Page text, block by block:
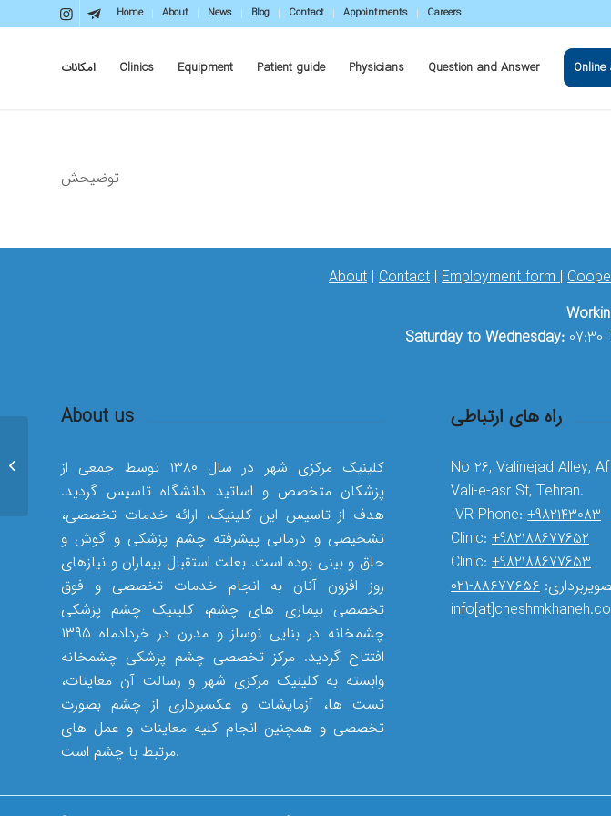
Home About News Blog Contact Appointments Careers
امکانات Clinics Equipment Patient guide Physicians Question and Answer
توضیحش
About | Contact | Employment form|
Saturday to Wednesday: 07:30
About us
کلینیک مرکزی شهر در سال ۱۳۸۰ توسط جمعی از
پزشکان متخصص و اساتید دانشگاه تاسیس گردید.
هدف از تاسیس این کلینیک، ارائه خدمات تخصصی،
تشخیصی و درمانی پیشرفته چشم پزشکی و گوش و
حلق و بینی بوده است. بعلت استقبال بیماران و نیازهای
روز افزون آنان به انجام خدمات تخصصی و فوق
تخصصی بیماری های چشم، کلینیک چشم پزشکی
چشمخانه در بنایی نوساز و مدرن در خردادماه ۱۳۹۵
افتتاح گردید. مرکز تخصصی چشم پزشکی چشمخانه
وابسته به کلینیک مرکزی شهر و رسالت آن معاینات،
تست ها، آزمایشات و عکسبرداری از چشم بصورت
تخصصی و همچنین انجام کلیه معاینات و عمل های
مرتبط با چشم است.
راه های ارتباطی
No 26, Valinejad Alley,
Vali-e-asr St, Tehran.
IVR Phone: +982143083
Clinic: +982188677652
Clinic: +982188677653
۸۸۶۷۷۶۵۶-۰۲۱
پی آر کی – لازک